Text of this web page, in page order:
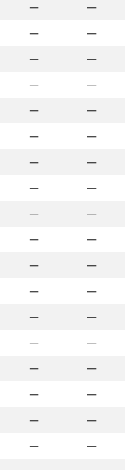
—
—
—
—
—
—
—
—
—
—
—
—
—
—
—
—
—
—
—
—
—
—
—
—
—
—
—
—
—
—
—
—
—
—
—
—
—
—
—
—
—
—
—
—
—
—
—
—
—
—
—
—
—
—
—
—
—
—
—
—
—
—
—
—
—
—
—
—
—
—
—
—